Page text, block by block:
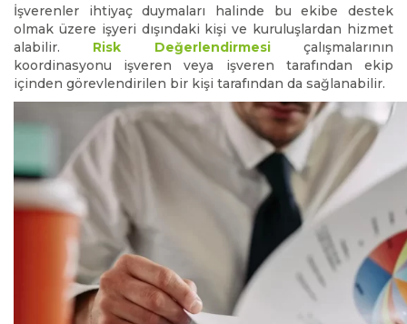
İşverenler ihtiyaç duymaları halinde bu ekibe destek
olmak üzere işyeri dışındaki kişi ve kuruluşlardan hizmet
alabilir. Risk Değerlendirmesiçalışmalarının
koordinasyonu işveren veya işveren tarafından ekip
içinden görevlendirilen bir kişi tarafından da sağlanabilir.